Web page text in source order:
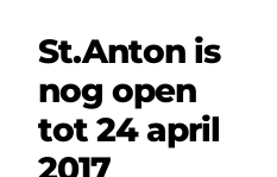
St.Anton is
nog open
tot 24 april
2017